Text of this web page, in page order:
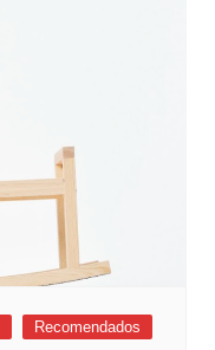
Recomendados